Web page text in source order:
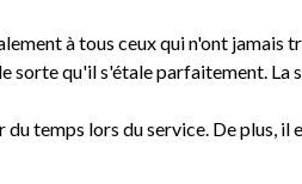
à tous ceux qui n'ont jamais
sorte qu'il s'étale parfaitement. La
temps lors du service. De plus, il